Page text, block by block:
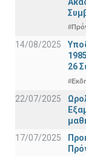
14/08/2025
26
22/07/2025
17/07/2025